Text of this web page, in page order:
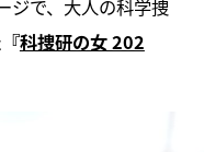
ジで、大人の科学捜
『科捜研の女 202